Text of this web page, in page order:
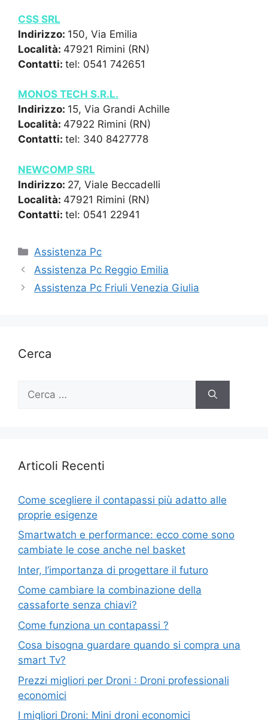
CSS SRL
Indirizzo: 150, Via Emilia
Località: 47921 Rimini (RN)
Contatti: tel: 0541 742651
MONOS TECH S.R.L.
Indirizzo: 15, Via Grandi Achille
Località: 47922 Rimini (RN)
Contatti: tel: 340 8427778
NEWCOMP SRL
Indirizzo: 27, Viale Beccadelli
Località: 47921 Rimini (RN)
Contatti: tel: 0541 22941
Categorie
Assistenza Pc
Assistenza Pc Reggio Emilia
Assistenza Pc Friuli Venezia Giulia
Cerca
per:
Articoli Recenti
Come scegliere il contapassi più adatto alle
proprie esigenze
Smartwatch e performance: ecco come sono
cambiate le cose anche nel basket
Inter, l’importanza di progettare il futuro
Come cambiare la combinazione della
cassaforte senza chiavi?
Come funziona un contapassi ?
Cosa bisogna guardare quando si compra una
smart Tv?
Prezzi migliori per Droni : Droni professionali
economici
I migliori Droni: Mini droni economici